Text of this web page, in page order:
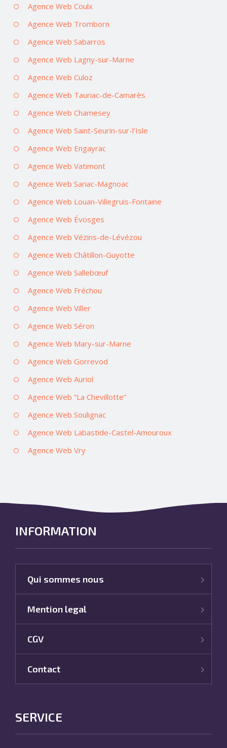
Agence Web Coulx
Agence Web Tromborn
Agence Web Sabarros
Agence Web Lagny-sur-Marne
Agence Web Culoz
Agence Web Tauriac-de-Camarès
Agence Web Chamesey
Agence Web Saint-Seurin-sur-l’Isle
Agence Web Engayrac
Agence Web Vatimont
Agence Web Sariac-Magnoac
Agence Web Louan-Villegruis-Fontaine
Agence Web Évosges
Agence Web Vézins-de-Lévézou
Agence Web Châtillon-Guyotte
Agence Web Sallebœuf
Agence Web Fréchou
Agence Web Viller
Agence Web Séron
Agence Web Mary-sur-Marne
Agence Web Gorrevod
Agence Web Auriol
Agence Web “La Chevillotte”
Agence Web Soulignac
Agence Web Labastide-Castel-Amouroux
Agence Web Vry
INFORMATION
Qui sommes nous
Mention legal
CGV
Contact
SERVICE